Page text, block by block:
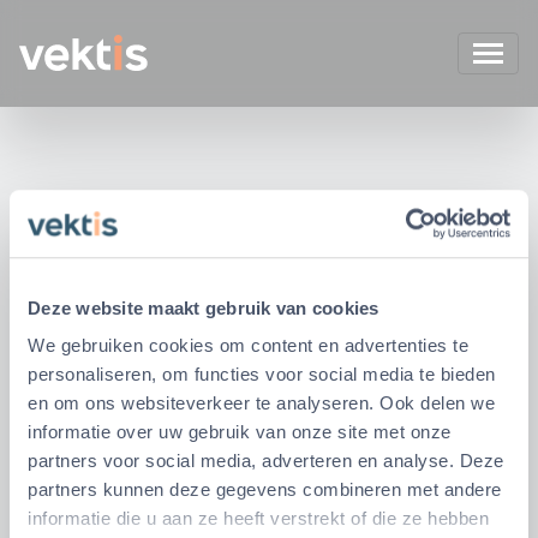
Deze website maakt gebruik van cookies
We gebruiken cookies om content en advertenties te
personaliseren, om functies voor social media te bieden
en om ons websiteverkeer te analyseren. Ook delen we
informatie over uw gebruik van onze site met onze
partners voor social media, adverteren en analyse. Deze
partners kunnen deze gegevens combineren met andere
informatie die u aan ze heeft verstrekt of die ze hebben